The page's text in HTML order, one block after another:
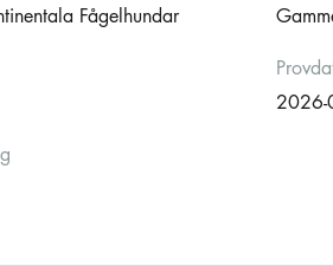
Fågelhundar
2026-